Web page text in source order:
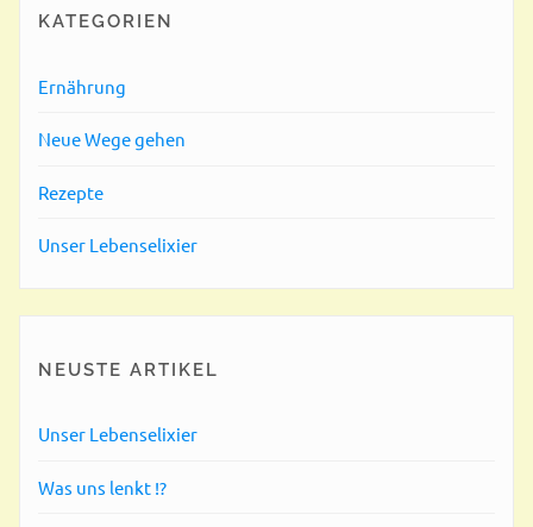
KATEGORIEN
Ernährung
Neue Wege gehen
Rezepte
Unser Lebenselixier
NEUSTE ARTIKEL
Unser Lebenselixier
Was uns lenkt !?